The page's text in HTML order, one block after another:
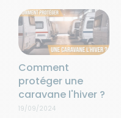
Comment
protéger une
caravane l'hiver ?
19/09/2024